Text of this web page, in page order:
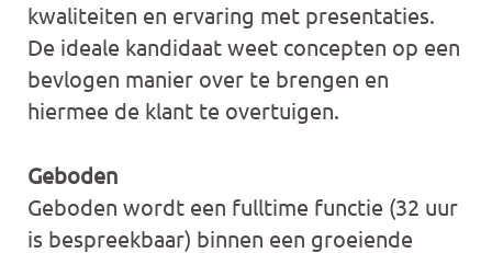
kwaliteiten en ervaring met presentaties.
De ideale kandidaat weet concepten op een
bevlogen manier over te brengen en
hiermee de klant te overtuigen.
Geboden
Geboden wordt een fulltime functie (32 uur
is bespreekbaar) binnen een groeiende